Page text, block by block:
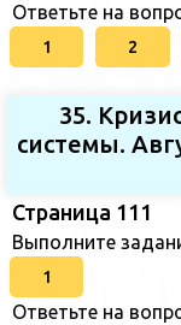
Ответьте на
1 2
35.
системы.
Страница 111
Выполните
1
Ответьте на